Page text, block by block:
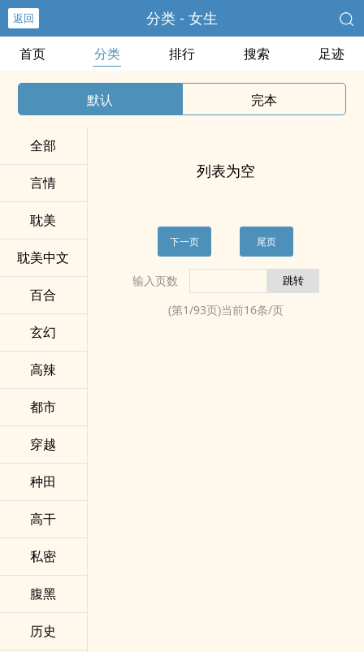
返回 分类 - 女生
首页 分类 排行 搜索 足迹
默认 完本
全部
言情
耽美
耽美中文
百合
玄幻
‌‍高‎​‍辣‎​­
都市
穿越
种田
高干
私密
腹黑
历史
列表为空
下一页 尾页
输入页数
(第1/93页)当前16条/页